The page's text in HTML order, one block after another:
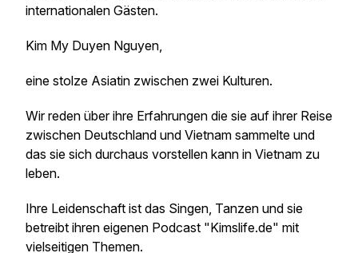
internationalen Gästen.
Kim My Duyen Nguyen,
eine stolze Asiatin zwischen zwei Kulturen.
Wir reden über ihre Erfahrungen die sie auf ihrer Reise
zwischen Deutschland und Vietnam sammelte und
das sie sich durchaus vorstellen kann in Vietnam zu
leben.
Ihre Leidenschaft ist das Singen, Tanzen und sie
betreibt ihren eigenen Podcast "Kimslife.de" mit
vielseitigen Themen.